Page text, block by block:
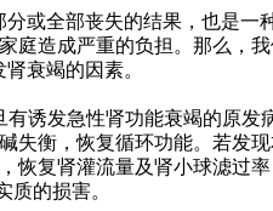
或全部丧失的结果，也是一
庭造成严重的负担。那么，
衰竭的因素。
诱发急性肾功能衰竭的原发
失衡，恢复循环功能。若发
恢复肾灌流量及肾小球滤过
的损害。